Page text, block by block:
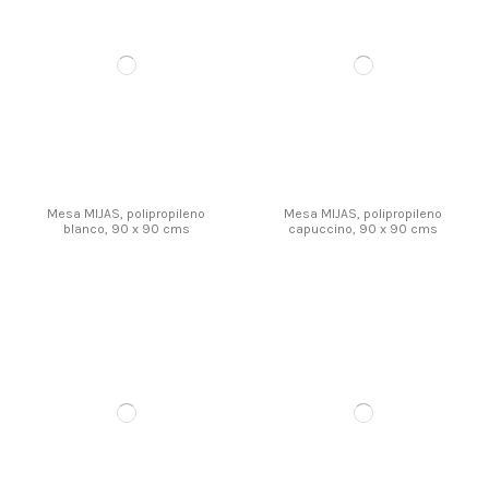
Mesa MIJAS, polipropileno
blanco, 90 x 90 cms
Mesa MIJAS, polipropileno
capuccino, 90 x 90 cms